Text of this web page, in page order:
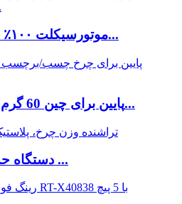
موتورسیکلت ۱۰۰٪ اورجینال چین...
MOQ پایین برای چین 60 گرم آهن آد...
دستگاه حذف وزن چرخ ...